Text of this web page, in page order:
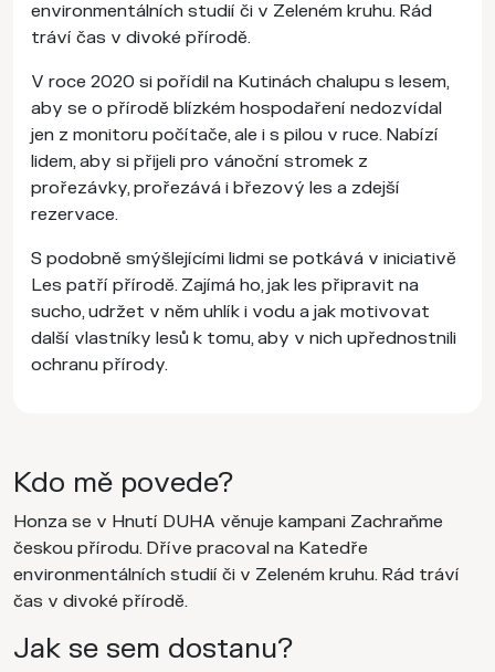
environmentálních studií či v Zeleném kruhu. Rád
tráví čas v divoké přírodě.
V roce 2020 si pořídil na Kutinách chalupu s lesem,
aby se o přírodě blízkém hospodaření nedozvídal
jen z monitoru počítače, ale i s pilou v ruce. Nabízí
lidem, aby si přijeli pro vánoční stromek z
prořezávky, prořezává i březový les a zdejší
rezervace.
S podobně smýšlejícími lidmi se potkává v iniciativě
Les patří přírodě. Zajímá ho, jak les připravit na
sucho, udržet v něm uhlík i vodu a jak motivovat
další vlastníky lesů k tomu, aby v nich upřednostnili
ochranu přírody.
Kdo mě povede?
Honza se v Hnutí DUHA věnuje kampani Zachraňme
českou přírodu. Dříve pracoval na Katedře
environmentálních studií či v Zeleném kruhu. Rád tráví
čas v divoké přírodě.
Jak se sem dostanu?